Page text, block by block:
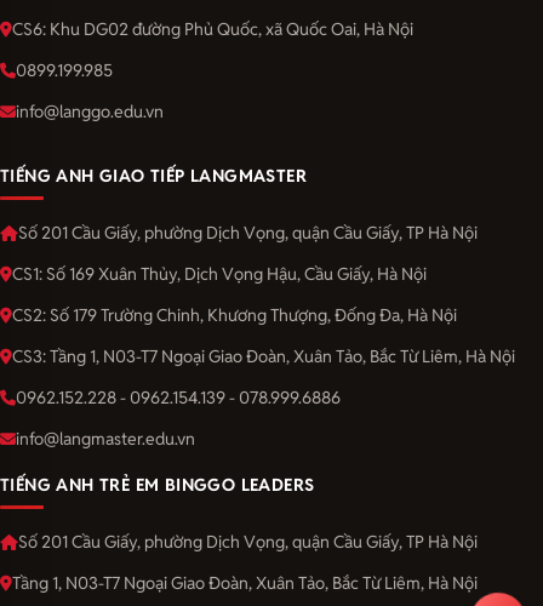
CS6: Khu DG02 đường Phủ Quốc, xã Quốc Oai, Hà Nội
0899.199.985
info@langgo.edu.vn
TIẾNG ANH GIAO TIẾP LANGMASTER
Số 201 Cầu Giấy, phường Dịch Vọng, quận Cầu Giấy, TP Hà Nội
CS1: Số 169 Xuân Thủy, Dịch Vọng Hậu, Cầu Giấy, Hà Nội
CS2: Số 179 Trường Chinh, Khương Thượng, Đống Đa, Hà Nội
CS3: Tầng 1, N03-T7 Ngoại Giao Đoàn, Xuân Tảo, Bắc Từ Liêm, Hà Nội
0962.152.228 - 0962.154.139 - 078.999.6886
info@langmaster.edu.vn
TIẾNG ANH TRẺ EM BINGGO LEADERS
Số 201 Cầu Giấy, phường Dịch Vọng, quận Cầu Giấy, TP Hà Nội
Tầng 1, N03-T7 Ngoại Giao Đoàn, Xuân Tảo, Bắc Từ Liêm, Hà Nội